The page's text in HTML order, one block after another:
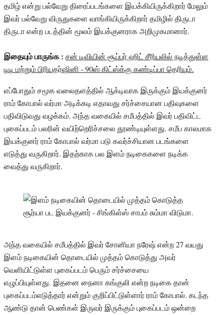
தமிழ் என்று பல்வேறு திரைப்படங்களை இயக்கியிருக்கிறார் மேலும்
இவர் பல்வேறு விருதுகளை வாங்கியிருக்கிறார் தமிழில் திருடா
திருடா என்ற படத்தின் மூலம் இயக்குனராக அறிமுகமானார்.
இதையும் பாருங்க : சன் டிவியின் சூப்பர் ஹிட் சீரியலில் நடித்துள்ள
டிடி மற்றும் பிரியதர்ஷினி - 90ஸ் கிட்ஸ்க்கு கண்டிப்பா தெரியும்.
எப்போதும் சமூக வலைதளத்தில் ஆக்டிவாக இருக்கும் இயக்குனர்
ராம் கோபால் வர்மா அடிக்கடி எதாவது சர்ச்சையான பதிவுகளை
பதிவிடுவது வழக்கம். அந்த வகையில் சமீபத்தில் இவர் பதிவிட்ட
புகைப்படம் பலரின் வயிற்றெரிச்சலை தூண்டியுள்ளது. சமீப காலமாக
இயக்குனர் ராம் கோபால் வர்மா படு கவர்ச்சியான படங்களை
எடுத்து வருகிறார். இதற்காக பல இளம் நடிகைகளை நடிக்க
வைத்து வருகிறார்.
அந்த வகையில் சமீபத்தில் இவர் சோனியா நரேஷ் என்ற 27 வயது
இளம் நடிகையின் தொடையில் முத்தம் கொடுத்து அவர்
வெளியிட்டுள்ள புகைப்படம் பெரும் சர்ச்சையை
எழுப்பியுள்ளது. இதனை நைனா கங்குலி என்ற நடிகை தான்
புகைப்படம்எடுத்தார் என்றும் குறிப்பிட்டுள்ளார் ராம் கோபால். கடந்த
ஆண்டு தான் பெண்கள் இருவர் இருக்கும் புகைப்படம் ஒன்றை